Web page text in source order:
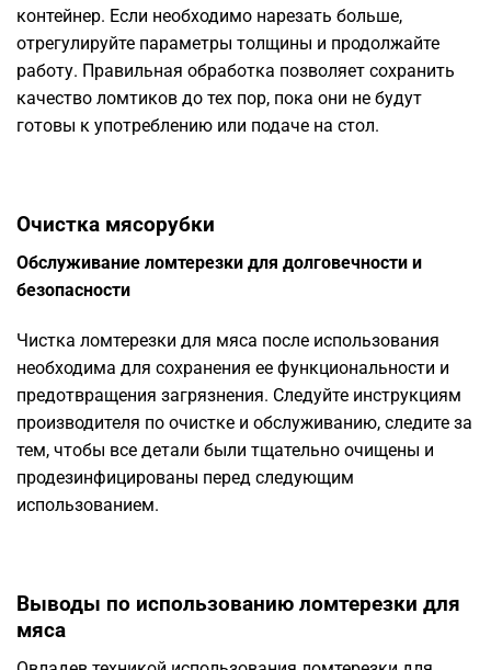
контейнер. Если необходимо нарезать больше,
отрегулируйте параметры толщины и продолжайте
работу. Правильная обработка позволяет сохранить
качество ломтиков до тех пор, пока они не будут
готовы к употреблению или подаче на стол.
Очистка мясорубки
Обслуживание ломтерезки для долговечности и
безопасности
Чистка ломтерезки для мяса после использования
необходима для сохранения ее функциональности и
предотвращения загрязнения. Следуйте инструкциям
производителя по очистке и обслуживанию, следите за
тем, чтобы все детали были тщательно очищены и
продезинфицированы перед следующим
использованием.
Выводы по использованию ломтерезки для
мяса